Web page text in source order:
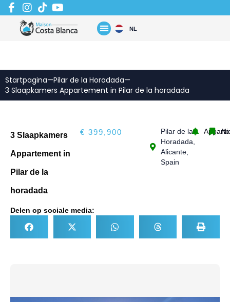
Zum
Inhalt
springen
NL
Startpagina—Pilar de la Horadada—
3 Slaapkamers Appartement in Pilar de la horadada
3 Slaapkamers
Appartement in
Pilar de la
horadada
€ 399,900
Pilar de la
Horadada,
Alicante,
Spain
Delen op sociale media: